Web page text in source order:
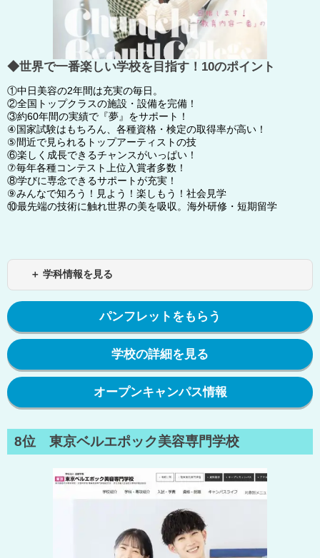
◆世界で一番楽しい学校を目指す！10のポイント
①中日美容の2年間は充実の毎日。
②全国トップクラスの施設・設備を完備！
③約60年間の実績で『夢』をサポート！
④国家試験はもちろん、各種資格・検定の取得率が高い！
⑤間近で見られるトップアーティストの技
⑥楽しく成長できるチャンスがいっぱい！
⑦毎年各種コンテスト上位入賞者多数！
⑧学びに専念できるサポートが充実！
⑨みんなで知ろう！見よう！楽しもう！社会見学
⑩最先端の技術に触れ世界の美を吸収。海外研修・短期留学
＋ 学科情報を見る
パンフレットをもらう
学校の詳細を見る
オープンキャンパス情報
8位 東京ベルエポック美容専門学校